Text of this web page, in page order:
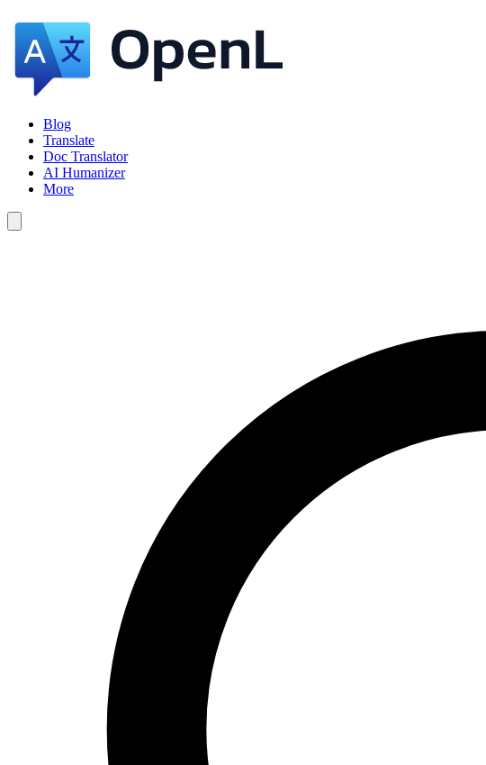
Blog
Translate
Doc Translator
AI Humanizer
More